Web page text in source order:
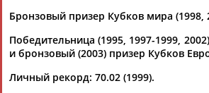
АБДРАХМАНОВАБДРАХМАНОВА
Бронзовый призер Кубков мира (1998,
Победительница (1995, 1997-1999,
и бронзовый (2003) призер Кубков
Личный рекорд: 70.02 (1999).